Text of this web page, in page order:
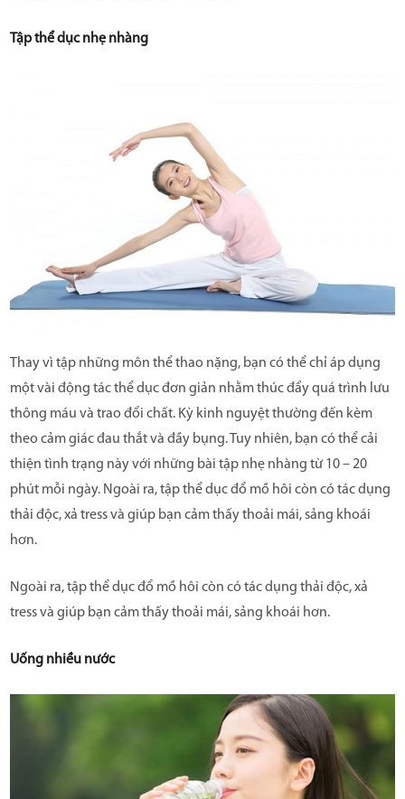
Tập thể dục nhẹ nhàng
Thay vì tập những môn thể thao nặng, bạn có thể chỉ áp dụng
một vài động tác thể dục đơn giản nhằm thúc đẩy quá trình lưu
thông máu và trao đổi chất. Kỳ kinh nguyệt thường đến kèm
theo cảm giác đau thắt và đầy bụng. Tuy nhiên, bạn có thể cải
thiện tình trạng này với những bài tập nhẹ nhàng từ 10 – 20
phút mỗi ngày. Ngoài ra, tập thể dục đổ mồ hôi còn có tác dụng
thải độc, xả tress và giúp bạn cảm thấy thoải mái, sảng khoái
hơn.
Ngoài ra, tập thể dục đổ mồ hôi còn có tác dụng thải độc, xả
tress và giúp bạn cảm thấy thoải mái, sảng khoái hơn.
Uống nhiều nước